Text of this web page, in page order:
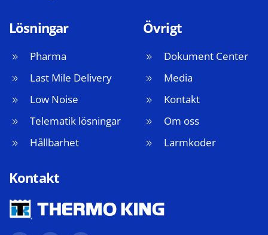
Lösningar
Pharma
Last Mile Delivery
Low Noise
Telematik lösningar
Hållbarhet
Övrigt
Dokument Center
Media
Kontakt
Om oss
Larmkoder
Kontakt